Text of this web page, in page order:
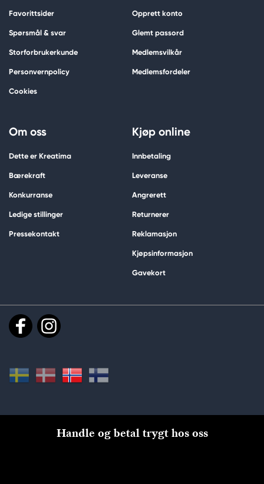
Favorittsider
Spørsmål & svar
Storforbrukerkunde
Personvernpolicy
Cookies
Opprett konto
Glemt passord
Medlemsvilkår
Medlemsfordeler
Om oss
Dette er Kreatima
Bærekraft
Konkurranse
Ledige stillinger
Pressekontakt
Kjøp online
Innbetaling
Leveranse
Angrerett
Returnerer
Reklamasjon
Kjøpsinformasjon
Gavekort
Handle og betal trygt hos oss